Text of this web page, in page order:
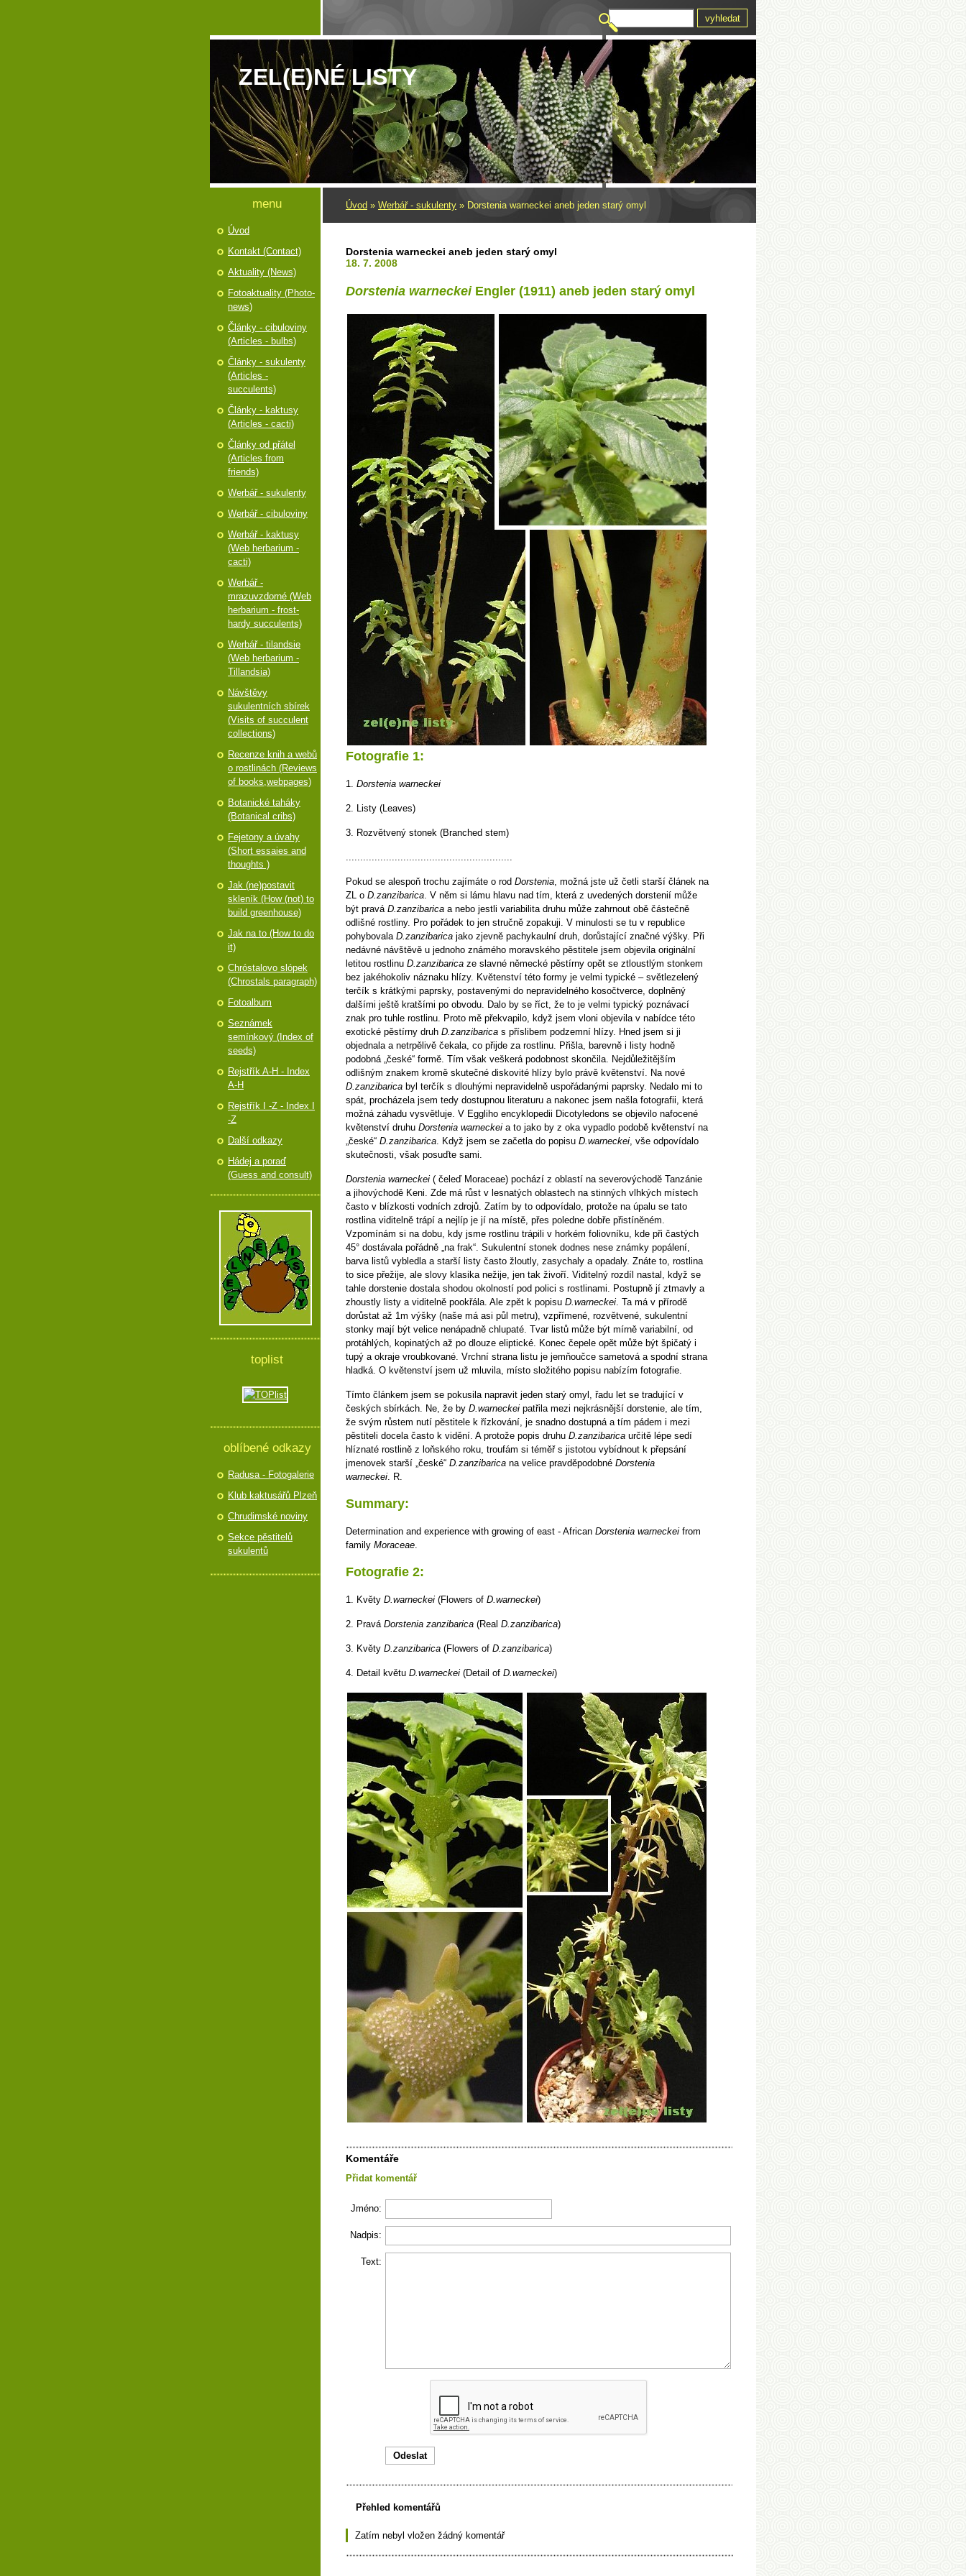
ZEL(E)NÉ LISTY
Úvod » Werbář - sukulenty » Dorstenia warneckei aneb jeden starý omyl
Dorstenia warneckei aneb jeden starý omyl
18. 7. 2008
Dorstenia warneckei Engler (1911) aneb jeden starý omyl
Fotografie 1:
1. Dorstenia warneckei
2. Listy (Leaves)
3. Rozvětvený stonek (Branched stem)
..........................................................
Pokud se alespoň trochu zajímáte o rod Dorstenia, možná jste už četli starší článek na
ZL o D.zanzibarica. V něm si lámu hlavu nad tím, která z uvedených dorstenií může
být pravá D.zanzibarica a nebo jestli variabilita druhu může zahrnout obě částečně
odlišné rostliny. Pro pořádek to jen stručně zopakuji. V minulosti se tu v republice
pohybovala D.zanzibarica jako zjevně pachykaulní druh, dorůstající značné výšky. Při
nedávné návštěvě u jednoho známého moravského pěstitele jsem objevila originální
letitou rostlinu D.zanzibarica ze slavné německé pěstírny opět se ztloustlým stonkem
bez jakéhokoliv náznaku hlízy. Květenství této formy je velmi typické – světlezelený
terčík s krátkými paprsky, postavenými do nepravidelného kosočtverce, doplněný
dalšími ještě kratšími po obvodu. Dalo by se říct, že to je velmi typický poznávací
znak pro tuhle rostlinu. Proto mě překvapilo, když jsem vloni objevila v nabídce této
exotické pěstírny druh D.zanzibarica s příslibem podzemní hlízy. Hned jsem si ji
objednala a netrpělivě čekala, co přijde za rostlinu. Přišla, barevně i listy hodně
podobná „české“ formě. Tím však veškerá podobnost skončila. Nejdůležitějším
odlišným znakem kromě skutečné diskovité hlízy bylo právě květenství. Na nové
D.zanzibarica byl terčík s dlouhými nepravidelně uspořádanými paprsky. Nedalo mi to
spát, procházela jsem tedy dostupnou literaturu a nakonec jsem našla fotografii, která
možná záhadu vysvětluje. V Eggliho encyklopedii Dicotyledons se objevilo nafocené
květenství druhu Dorstenia warneckei a to jako by z oka vypadlo podobě květenství na
„české“ D.zanzibarica. Když jsem se začetla do popisu D.warneckei, vše odpovídalo
skutečnosti, však posuďte sami.
Dorstenia warneckei ( čeleď Moraceae) pochází z oblastí na severovýchodě Tanzánie
a jihovýchodě Keni. Zde má růst v lesnatých oblastech na stinných vlhkých místech
často v blízkosti vodních zdrojů. Zatím by to odpovídalo, protože na úpalu se tato
rostlina viditelně trápí a nejlíp je jí na místě, přes poledne dobře přistíněném.
Vzpomínám si na dobu, kdy jsme rostlinu trápili v horkém foliovníku, kde při častých
45° dostávala pořádně „na frak“. Sukulentní stonek dodnes nese známky popálení,
barva listů vybledla a starší listy často žloutly, zasychaly a opadaly. Znáte to, rostlina
to sice přežije, ale slovy klasika nežije, jen tak živoří. Viditelný rozdíl nastal, když se
tahle dorstenie dostala shodou okolností pod polici s rostlinami. Postupně jí ztmavly a
zhoustly listy a viditelně pookřála. Ale zpět k popisu D.warneckei. Ta má v přírodě
dorůstat až 1m výšky (naše má asi půl metru), vzpřímené, rozvětvené, sukulentní
stonky mají být velice nenápadně chlupaté. Tvar listů může být mírně variabilní, od
protáhlých, kopinatých až po dlouze eliptické. Konec čepele opět může být špičatý i
tupý a okraje vroubkované. Vrchní strana listu je jemňoučce sametová a spodní strana
hladká. O květenství jsem už mluvila, místo složitého popisu nabízím fotografie.
Tímto článkem jsem se pokusila napravit jeden starý omyl, řadu let se tradující v
českých sbírkách. Ne, že by D.warneckei patřila mezi nejkrásnější dorstenie, ale tím,
že svým růstem nutí pěstitele k řízkování, je snadno dostupná a tím pádem i mezi
pěstiteli docela často k vidění. A protože popis druhu D.zanzibarica určitě lépe sedí
hlíznaté rostlině z loňského roku, troufám si téměř s jistotou vybídnout k přepsání
jmenovek starší „české“ D.zanzibarica na velice pravděpodobné Dorstenia
warneckei. R.
Summary:
Determination and experience with growing of east - African Dorstenia warneckei from
family Moraceae.
Fotografie 2:
1. Květy D.warneckei (Flowers of D.warneckei)
2. Pravá Dorstenia zanzibarica (Real D.zanzibarica)
3. Květy D.zanzibarica (Flowers of D.zanzibarica)
4. Detail květu D.warneckei (Detail of D.warneckei)
Komentáře
Přidat komentář
Jméno:
Nadpis:
Text:
Přehled komentářů
Zatím nebyl vložen žádný komentář
menu
Úvod
Kontakt (Contact)
Aktuality (News)
Fotoaktuality (Photo-
news)
Články - cibuloviny
(Articles - bulbs)
Články - sukulenty
(Articles -
succulents)
Články - kaktusy
(Articles - cacti)
Články od přátel
(Articles from
friends)
Werbář - sukulenty
Werbář - cibuloviny
Werbář - kaktusy
(Web herbarium -
cacti)
Werbář -
mrazuvzdorné (Web
herbarium - frost-
hardy succulents)
Werbář - tilandsie
(Web herbarium -
Tillandsia)
Návštěvy
sukulentních sbírek
(Visits of succulent
collections)
Recenze knih a webů
o rostlinách (Reviews
of books,webpages)
Botanické taháky
(Botanical cribs)
Fejetony a úvahy
(Short essaies and
thoughts )
Jak (ne)postavit
skleník (How (not) to
build greenhouse)
Jak na to (How to do
it)
Chróstalovo slópek
(Chrostals paragraph)
Fotoalbum
Seznámek
semínkový (Index of
seeds)
Rejstřík A-H - Index
A-H
Rejstřík I -Z - Index I
-Z
Další odkazy
Hádej a poraď
(Guess and consult)
toplist
oblíbené odkazy
Radusa - Fotogalerie
Klub kaktusářů Plzeň
Chrudimské noviny
Sekce pěstitelů
sukulentů